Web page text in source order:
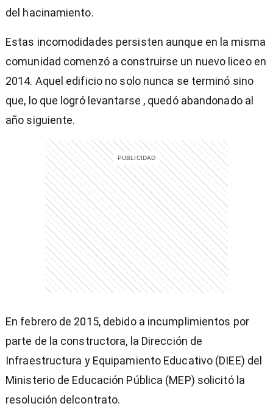
del hacinamiento.
Estas incomodidades persisten aunque en la misma
comunidad comenzó a construirse un nuevo liceo en
2014. Aquel edificio no solo nunca se terminó sino
que, lo que logró levantarse , quedó abandonado al
año siguiente.
En febrero de 2015, debido a incumplimientos por
parte de la constructora, la Dirección de
Infraestructura y Equipamiento Educativo (DIEE) del
Ministerio de Educación Pública (MEP) solicitó la
resolución delcontrato.